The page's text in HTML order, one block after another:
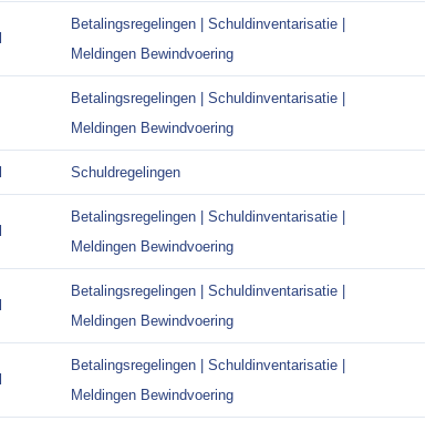
Betalingsregelingen | Schuldinventarisatie |
Meldingen Bewindvoering
Betalingsregelingen | Schuldinventarisatie |
Meldingen Bewindvoering
Schuldregelingen
Betalingsregelingen | Schuldinventarisatie |
Meldingen Bewindvoering
Betalingsregelingen | Schuldinventarisatie |
Meldingen Bewindvoering
Betalingsregelingen | Schuldinventarisatie |
Meldingen Bewindvoering